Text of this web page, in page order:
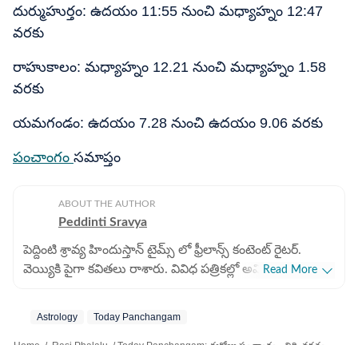
దుర్ముహుర్తం: ఉదయం 11:55 నుంచి మధ్యాహ్నం 12:47
వరకు
రాహుకాలం: మధ్యాహ్నం 12.21 నుంచి మధ్యాహ్నం 1.58
వరకు
యమగండం: ఉదయం 7.28 నుంచి ఉదయం 9.06 వరకు
పంచాంగం సమాప్తం
ABOUT THE AUTHOR
Peddinti Sravya
పెద్దింటి శ్రావ్య హిందుస్తాన్ టైమ్స్ లో ఫ్రీలాన్స్ కంటెంట్ రైటర్.
వెయ్యికి పైగా కవితలు రాశారు. వివిధ పత్రికల్లో అవి ప్రచురితం
Read More
Astrology Today Panchangam